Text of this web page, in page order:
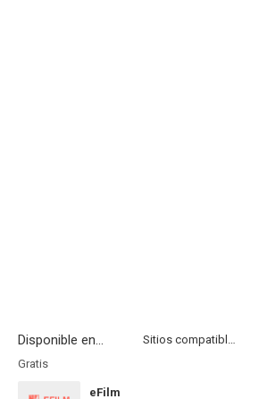
Disponible en...
Sitios compatibles
Gratis
eFilm